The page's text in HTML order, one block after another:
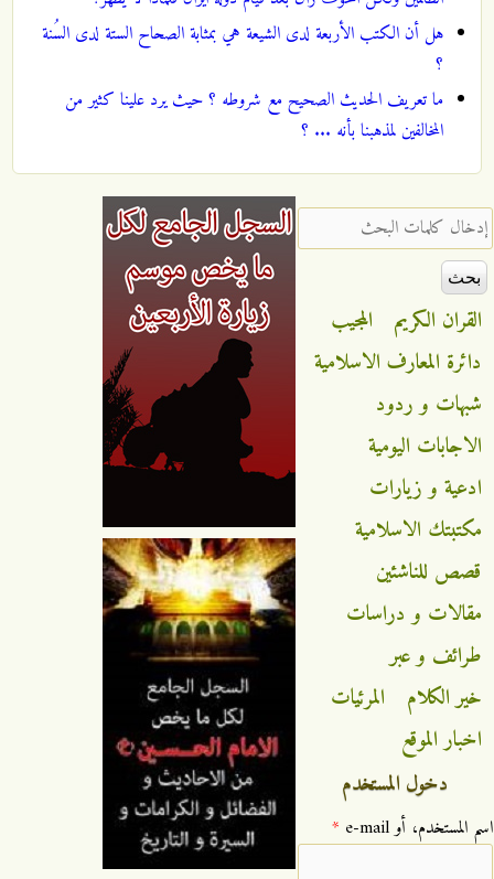
هل أن الكتب الأربعة لدى الشيعة هي بمثابة الصحاح الستة لدى السُنة
؟
ما تعريف الحديث الصحيح مع شروطه ؟ حيث يرد علينا كثير من
المخالفين لمذهبنا بأنه ... ؟
‏إدخال كلمات البحث ‏
القران الكريم
المجيب
دائرة المعارف الاسلامية
شبهات و ردود
الاجابات اليومية
ادعية و زيارات
مكتبتك الاسلامية
قصص للناشئين
مقالات و دراسات
طرائف و عبر
خير الكلام
المرئيات
اخبار الموقع
دخول المستخدم
‏اسم المستخدم، أو e-mail ‏ *